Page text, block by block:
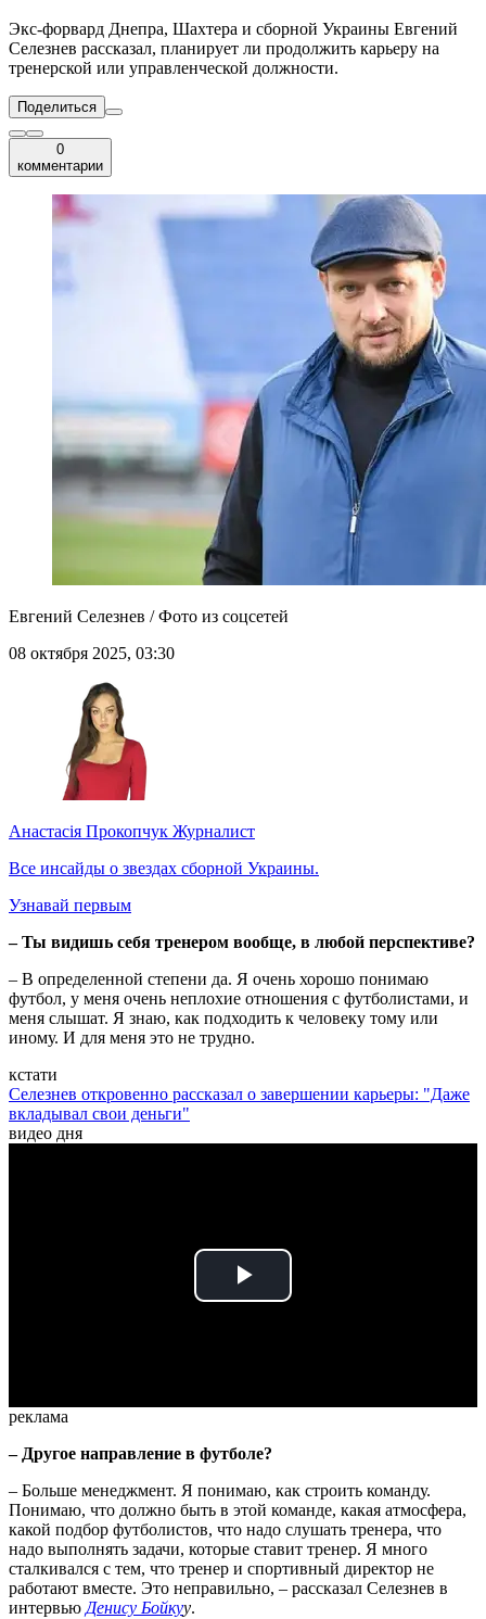
Экс-форвард Днепра, Шахтера и сборной Украины Евгений
Селезнев рассказал, планирует ли продолжить карьеру на
тренерской или управленческой должности.
Поделиться
0
комментарии
Евгений Селезнев / Фото из соцсетей
08 октября 2025, 03:30
Анастасія Прокопчук Журналист
Все инсайды о звездах сборной Украины.
Узнавай первым
– Ты видишь себя тренером вообще, в любой перспективе?
– В определенной степени да. Я очень хорошо понимаю
футбол, у меня очень неплохие отношения с футболистами, и
меня слышат. Я знаю, как подходить к человеку тому или
иному. И для меня это не трудно.
кстати
Селезнев откровенно рассказал о завершении карьеры: "Даже
вкладывал свои деньги"
видео дня
Play
реклама
– Другое направление в футболе?
– Больше менеджмент. Я понимаю, как строить команду.
Понимаю, что должно быть в этой команде, какая атмосфера,
какой подбор футболистов, что надо слушать тренера, что
надо выполнять задачи, которые ставит тренер. Я много
сталкивался с тем, что тренер и спортивный директор не
работают вместе. Это неправильно, – рассказал Селезнев в
интервью Денису Бойкуу.